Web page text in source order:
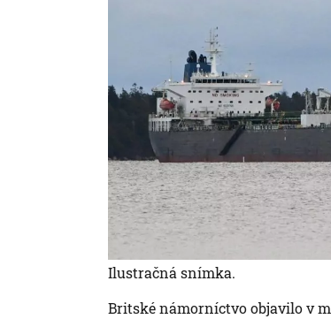
Ilustračná snímka.
Britské námorníctvo objavilo v